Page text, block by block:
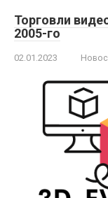
Торговли
2005-го
02.01.2023